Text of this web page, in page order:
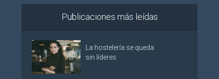
Publicaciones más leídas
La hostelería se queda
sin líderes